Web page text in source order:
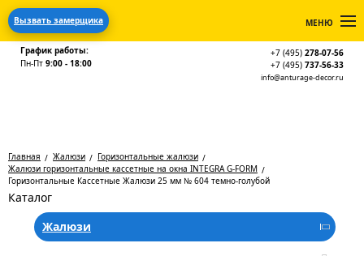
Вызвать замерщика МЕНЮ
График работы:
Пн-Пт 9:00 - 18:00
+7 (495) 278-07-56
+7 (495) 737-56-33
info@anturage-decor.ru
Главная Жалюзи
Горизонтальные жалюзи
Жалюзи горизонтальные кассетные на окна INTEGRA G-FORM
Горизонтальные Кассетные Жалюзи 25 мм № 604 темно-голубой
Каталог
Жалюзи